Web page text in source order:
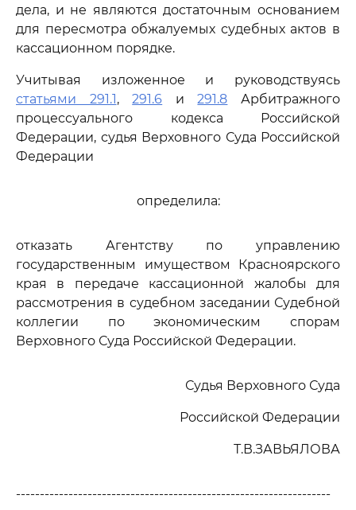
дела, и не являются достаточным основанием
для пересмотра обжалуемых судебных актов в
кассационном порядке.
Учитывая изложенное и руководствуясь
статьями 291.1,291.6 и291.8 Арбитражного
процессуального кодекса Российской
Федерации, судья Верховного Суда Российской
Федерации
определила:
отказать Агентству по управлению
государственным имуществом Красноярского
края в передаче кассационной жалобы для
рассмотрения в судебном заседании Судебной
коллегии по экономическим спорам
Верховного Суда Российской Федерации.
Судья Верховного Суда
Российской Федерации
Т.В.ЗАВЬЯЛОВА
------------------------------------------------------------------